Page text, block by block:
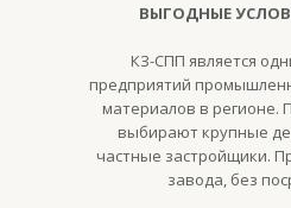
ВЫГОДНЫЕ
КЗ-СПП является
предприятий
материалов в регионе.
выбирают крупные
частные застройщики.
завода, без